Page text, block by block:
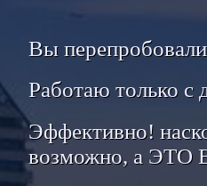
Вы перепробовали
Работаю только с
Эффективно!
возможно, а